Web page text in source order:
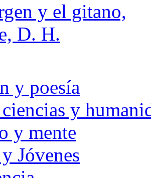
y el gitano,
D. H.
y poesía
y
y mente
Jóvenes